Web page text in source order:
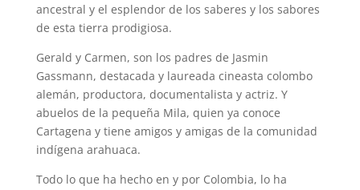
ancestral y el esplendor de los saberes y los sabores
de esta tierra prodigiosa.
Gerald y Carmen, son los padres de Jasmin
Gassmann, destacada y laureada cineasta colombo
alemán, productora, documentalista y actriz. Y
abuelos de la pequeña Mila, quien ya conoce
Cartagena y tiene amigos y amigas de la comunidad
indígena arahuaca.
Todo lo que ha hecho en y por Colombia, lo ha